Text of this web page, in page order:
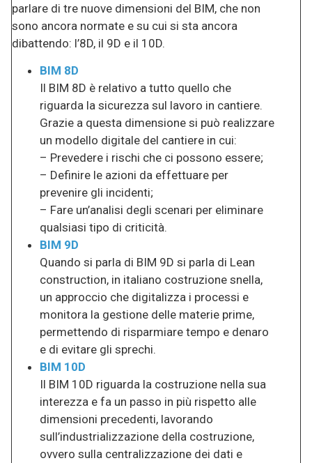
parlare di tre nuove dimensioni del BIM, che non
sono ancora normate e su cui si sta ancora
dibattendo: l’8D, il 9D e il 10D.
BIM 8D
Il BIM 8D è relativo a tutto quello che
riguarda la sicurezza sul lavoro in cantiere.
Grazie a questa dimensione si può realizzare
un modello digitale del cantiere in cui:
– Prevedere i rischi che ci possono essere;
– Definire le azioni da effettuare per
prevenire gli incidenti;
– Fare un’analisi degli scenari per eliminare
qualsiasi tipo di criticità.
BIM 9D
Quando si parla di BIM 9D si parla di Lean
construction, in italiano costruzione snella,
un approccio che digitalizza i processi e
monitora la gestione delle materie prime,
permettendo di risparmiare tempo e denaro
e di evitare gli sprechi.
BIM 10D
Il BIM 10D riguarda la costruzione nella sua
interezza e fa un passo in più rispetto alle
dimensioni precedenti, lavorando
sull’industrializzazione della costruzione,
ovvero sulla centralizzazione dei dati e